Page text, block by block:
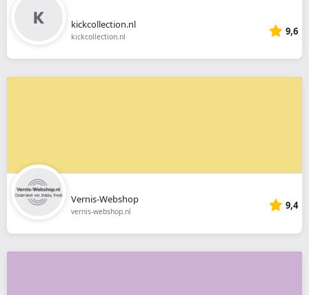
kickcollection.nl
kickcollection.nl 9,6
Vernis-Webshop
vernis-webshop.nl 9,4